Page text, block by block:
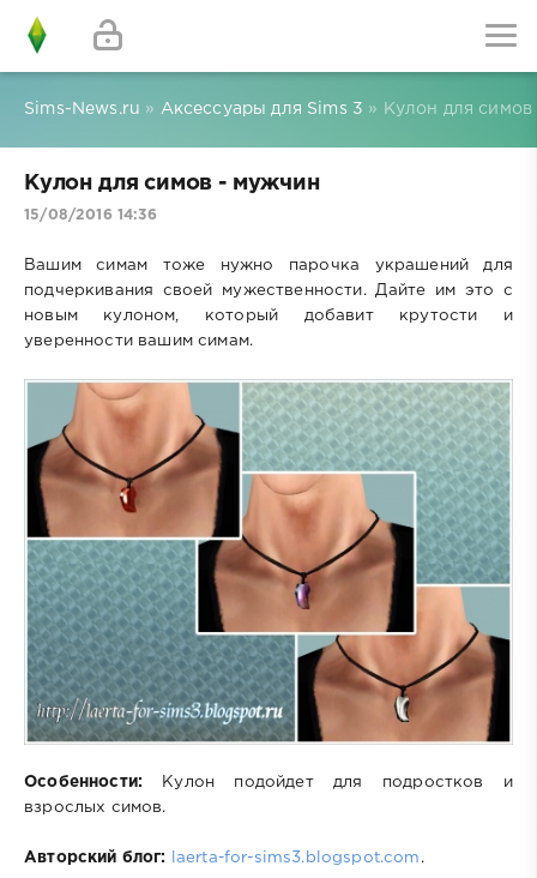
Sims-News.ru » Аксессуары для Sims 3 » Кулон для
Кулон для симов - мужчин
15/08/2016 14:36
Вашим симам тоже нужно парочка украшений для
подчеркивания своей мужественности. Дайте им это с
новым кулоном, который добавит крутости и
уверенности вашим симам.
Особенности: Кулон подойдет для подростков и
взрослых симов.
Авторский блог: laerta-for-sims3.blogspot.com .